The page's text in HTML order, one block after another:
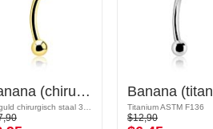
Banana (chirurgisch staal, goud, glanzende afwerking)
Titanium ASTM F136
$12,90